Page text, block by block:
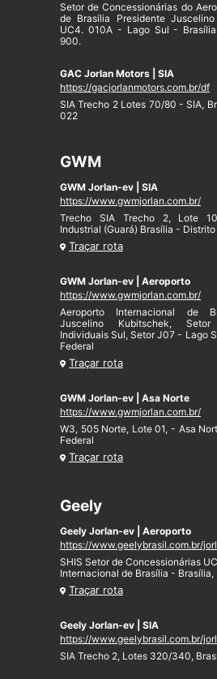
Setor de Concessionárias do
de Brasília Presidente
UC4. 010A - Lago Sul -
900.
GAC Jorlan Motors | SIA
https://gacjorlanmotors.com.br/df
SIA Trecho 2 Lotes 70/80 - SIA,
022
GWM
GWM Jorlan-ev | SIA
https://www.gwmjorlan.com.br/
Trecho SIA Trecho 2, Lote
Industrial (Guará) Brasília - Distrito
Traçar rota
GWM Jorlan-ev | Aeroporto
https://www.gwmjorlan.com.br/
Aeroporto Internacional de
Juscelino Kubitschek,
Individuais Sul, Setor J07 - Lago
Federal
Traçar rota
GWM Jorlan-ev | Asa Norte
https://www.gwmjorlan.com.br/
W3, 505 Norte, Lote 01, - Asa
Federal
Traçar rota
Geely
Geely Jorlan-ev | Aeroporto
https://www.geelybrasil.com.br/
SHIS Setor de Concessionárias
Internacional de Brasília -
Traçar rota
Geely Jorlan-ev | SIA
https://www.geelybrasil.com.br/
SIA Trecho 2, Lotes 320/340,